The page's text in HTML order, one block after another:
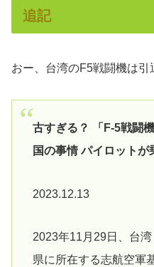
追記
おー、台湾のF5戦闘機は引
古すぎる？ 「F-5戦闘
国の事情 パイロットが
2023.12.13
2023年11月29日、台
県に所在する志航空軍